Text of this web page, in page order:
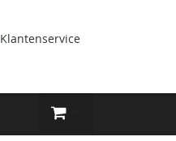
Klantenservice